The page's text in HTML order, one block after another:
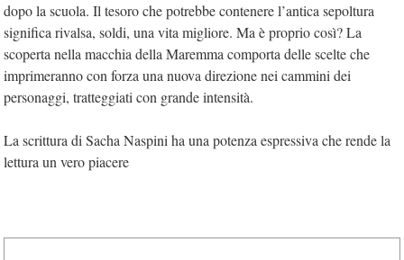
dopo la scuola. Il tesoro che potrebbe contenere l’antica sepoltura
significa rivalsa, soldi, una vita migliore. Ma è proprio così? La
scoperta nella macchia della Maremma comporta delle scelte che
imprimeranno con forza una nuova direzione nei cammini dei
personaggi, tratteggiati con grande intensità.
La scrittura di Sacha Naspini ha una potenza espressiva che rende la
lettura un vero piacere